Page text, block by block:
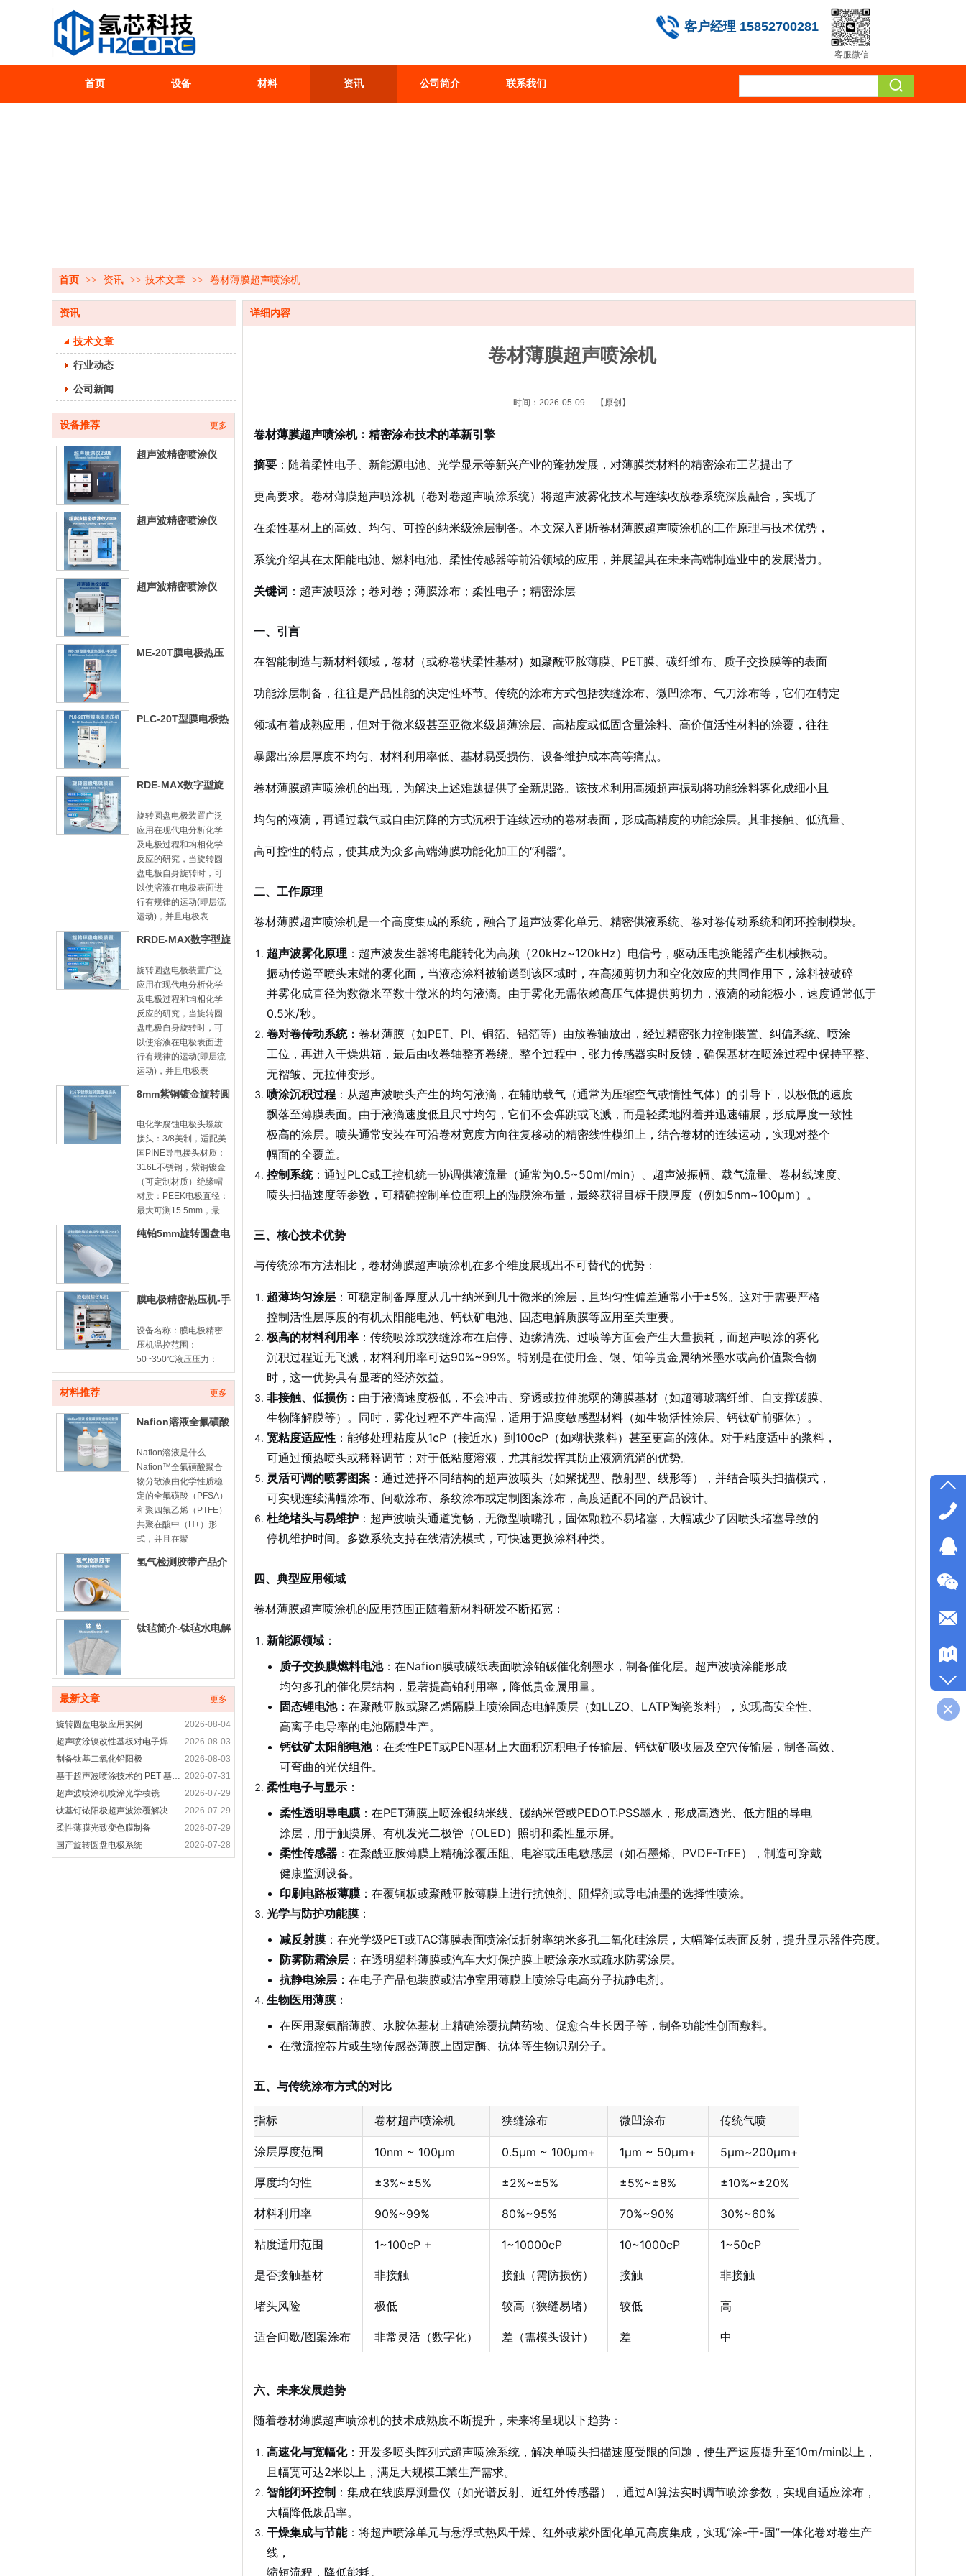
客户经理 15852700281
客服微信
首页 设备 材料 资讯 公司简介 联系我们
首页 >> 资讯 >> 技术文章 >> 卷材薄膜超声喷涂机
资讯
技术文章
行业动态
公司新闻
设备推荐 更多
超声波精密喷涂仪
超声波精密喷涂仪
超声波精密喷涂仪
ME-20T膜电极热压
PLC-20T型膜电极热
RDE-MAX数字型旋
旋转圆盘电极装置广泛
应用在现代电分析化学
及电极过程和均相化学
反应的研究，当旋转圆
盘电极自身旋转时，可
以使溶液在电极表面进
行有规律的运动(即层流
运动)，并且电极表
RRDE-MAX数字型旋
旋转圆盘电极装置广泛
应用在现代电分析化学
及电极过程和均相化学
反应的研究，当旋转圆
盘电极自身旋转时，可
以使溶液在电极表面进
行有规律的运动(即层流
运动)，并且电极表
8mm紫铜镀金旋转圆
电化学腐蚀电极头螺纹
接头：3/8美制，适配美
国PINE导电接头材质：
316L不锈钢，紫铜镀金
（可定制材质）绝缘帽
材质：PEEK电极直径：
最大可测15.5mm，最
纯铂5mm旋转圆盘电
膜电极精密热压机-手
设备名称：膜电极精密
压机温控范围：
50~350℃液压压力：
10ton计时器：100min
子交换膜（PEM）与两
材料推荐 更多
Nafion溶液全氟磺酸
Nafion溶液是什么
Nafion™全氟磺酸聚合
物分散液由化学性质稳
定的全氟磺酸（PFSA）
和聚四氟乙烯（PTFE）
共聚在酸中（H+）形
式，并且在聚
氢气检测胶带产品介
钛毡简介-钛毡水电解
铂碳催化剂产品介绍
铂合金催化剂产品简
介
非贵金属催化剂-非铂
催化剂产品介绍
最新文章 更多
2026-08-04
旋转圆盘电极应用实例
2026-08-03
超声喷涂镍改性基板对电子焊接接头性能的优化研究
2026-08-03
制备钛基二氧化铅阳极
2026-07-31
基于超声波喷涂技术的 PET 基底柔性电致发光涂层制备研究
2026-07-29
超声波喷涂机喷涂光学棱镜
2026-07-29
钛基钌铱阳极超声波涂覆解决方案
2026-07-29
柔性薄膜光致变色膜制备
2026-07-28
国产旋转圆盘电极系统
详细内容
卷材薄膜超声喷涂机
时间：2026-05-09 【原创】
卷材薄膜超声喷涂机：精密涂布技术的革新引擎
摘要 ：随着柔性电子、新能源电池、光学显示等新兴产业的蓬勃发展，对薄膜类材料的精密涂布工艺提出了
更高要求。卷材薄膜超声喷涂机（卷对卷超声喷涂系统）将超声波雾化技术与连续收放卷系统深度融合，实现了
在柔性基材上的高效、均匀、可控的纳米级涂层制备。本文深入剖析卷材薄膜超声喷涂机的工作原理与技术优势，
系统介绍其在太阳能电池、燃料电池、柔性传感器等前沿领域的应用，并展望其在未来高端制造业中的发展潜力。
关键词 ：超声波喷涂；卷对卷；薄膜涂布；柔性电子；精密涂层
一、引言
在智能制造与新材料领域，卷材（或称卷状柔性基材）如聚酰亚胺薄膜、PET膜、碳纤维布、质子交换膜等的表面
功能涂层制备，往往是产品性能的决定性环节。传统的涂布方式包括狭缝涂布、微凹涂布、气刀涂布等，它们在特定
领域有着成熟应用，但对于微米级甚至亚微米级超薄涂层、高粘度或低固含量涂料、高价值活性材料的涂覆，往往
暴露出涂层厚度不均匀、材料利用率低、基材易受损伤、设备维护成本高等痛点。
卷材薄膜超声喷涂机的出现，为解决上述难题提供了全新思路。该技术利用高频超声振动将功能涂料雾化成细小且
均匀的液滴，再通过载气或自由沉降的方式沉积于连续运动的卷材表面，形成高精度的功能涂层。其非接触、低流量、
高可控性的特点，使其成为众多高端薄膜功能化加工的“利器”。
二、工作原理
卷材薄膜超声喷涂机是一个高度集成的系统，融合了超声波雾化单元、精密供液系统、卷对卷传动系统和闭环控制模块。
超声波雾化原理 ：超声波发生器将电能转化为高频（20kHz~120kHz）电信号，驱动压电换能器产生机械振动。
振动传递至喷头末端的雾化面，当液态涂料被输送到该区域时，在高频剪切力和空化效应的共同作用下，涂料被破碎
并雾化成直径为数微米至数十微米的均匀液滴。由于雾化无需依赖高压气体提供剪切力，液滴的动能极小，速度通常低于
0.5米/秒。
卷对卷传动系统：卷材薄膜（如PET、PI、铜箔、铝箔等）由放卷轴放出，经过精密张力控制装置、纠偏系统、喷涂
工位，再进入干燥烘箱，最后由收卷轴整齐卷绕。整个过程中，张力传感器实时反馈，确保基材在喷涂过程中保持平整、
无褶皱、无拉伸变形。
喷涂沉积过程 ：从超声波喷头产生的均匀液滴，在辅助载气（通常为压缩空气或惰性气体）的引导下，以极低的速度
飘落至薄膜表面。由于液滴速度低且尺寸均匀，它们不会弹跳或飞溅，而是轻柔地附着并迅速铺展，形成厚度一致性
极高的涂层。喷头通常安装在可沿卷材宽度方向往复移动的精密线性模组上，结合卷材的连续运动，实现对整个
幅面的全覆盖。
控制系统：通过PLC或工控机统一协调供液流量（通常为0.5~50ml/min）、超声波振幅、载气流量、卷材线速度、
喷头扫描速度等参数，可精确控制单位面积上的湿膜涂布量，最终获得目标干膜厚度（例如5nm~100μm）。
三、核心技术优势
与传统涂布方法相比，卷材薄膜超声喷涂机在多个维度展现出不可替代的优势：
超薄均匀涂层 ：可稳定制备厚度从几十纳米到几十微米的涂层，且均匀性偏差通常小于±5%。这对于需要严格
控制活性层厚度的有机太阳能电池、钙钛矿电池、固态电解质膜等应用至关重要。
极高的材料利用率 ：传统喷涂或狭缝涂布在启停、边缘清洗、过喷等方面会产生大量损耗，而超声喷涂的雾化
沉积过程近无飞溅，材料利用率可达90%~99%。特别是在使用金、银、铂等贵金属纳米墨水或高价值聚合物
时，这一优势具有显著的经济效益。
非接触、低损伤：由于液滴速度极低，不会冲击、穿透或拉伸脆弱的薄膜基材（如超薄玻璃纤维、自支撑碳膜、
生物降解膜等）。同时，雾化过程不产生高温，适用于温度敏感型材料（如生物活性涂层、钙钛矿前驱体）。
宽粘度适应性 ：能够处理粘度从1cP（接近水）到100cP（如糊状浆料）甚至更高的液体。对于粘度适中的浆料，
可通过预热喷头或稀释调节；对于低粘度溶液，尤其能发挥其防止液滴流淌的优势。
灵活可调的喷雾图案 ：通过选择不同结构的超声波喷头（如聚拢型、散射型、线形等），并结合喷头扫描模式，
可实现连续满幅涂布、间歇涂布、条纹涂布或定制图案涂布，高度适配不同的产品设计。
杜绝堵头与易维护 ：超声波喷头通道宽畅，无微型喷嘴孔，固体颗粒不易堵塞，大幅减少了因喷头堵塞导致的
停机维护时间。多数系统支持在线清洗模式，可快速更换涂料种类。
四、典型应用领域
卷材薄膜超声喷涂机的应用范围正随着新材料研发不断拓宽：
新能源领域 ：
质子交换膜燃料电池：在Nafion膜或碳纸表面喷涂铂碳催化剂墨水，制备催化层。超声波喷涂能形成
均匀多孔的催化层结构，显著提高铂利用率，降低贵金属用量。
固态锂电池：在聚酰亚胺或聚乙烯隔膜上喷涂固态电解质层（如LLZO、LATP陶瓷浆料），实现高安全性、
高离子电导率的电池隔膜生产。
钙钛矿太阳能电池：在柔性PET或PEN基材上大面积沉积电子传输层、钙钛矿吸收层及空穴传输层，制备高效、
可弯曲的光伏组件。
柔性电子与显示 ：
柔性透明导电膜 ：在PET薄膜上喷涂银纳米线、碳纳米管或PEDOT:PSS墨水，形成高透光、低方阻的导电
涂层，用于触摸屏、有机发光二极管（OLED）照明和柔性显示屏。
柔性传感器 ：在聚酰亚胺薄膜上精确涂覆压阻、电容或压电敏感层（如石墨烯、PVDF-TrFE），制造可穿戴
健康监测设备。
印刷电路板薄膜 ：在覆铜板或聚酰亚胺薄膜上进行抗蚀剂、阻焊剂或导电油墨的选择性喷涂。
光学与防护功能膜 ：
减反射膜 ：在光学级PET或TAC薄膜表面喷涂低折射率纳米多孔二氧化硅涂层，大幅降低表面反射，提升显示器件亮度。
防雾防霜涂层 ：在透明塑料薄膜或汽车大灯保护膜上喷涂亲水或疏水防雾涂层。
抗静电涂层 ：在电子产品包装膜或洁净室用薄膜上喷涂导电高分子抗静电剂。
生物医用薄膜 ：
在医用聚氨酯薄膜、水胶体基材上精确涂覆抗菌药物、促愈合生长因子等，制备功能性创面敷料。
在微流控芯片或生物传感器薄膜上固定酶、抗体等生物识别分子。
五、与传统涂布方式的对比
指标 卷材超声喷涂机 狭缝涂布 微凹涂布 传统气喷
涂层厚度范围 10nm ~ 100μm 0.5μm ~ 100μm+ 1μm ~ 50μm+ 5μm~200μm+
厚度均匀性 ±3%~±5% ±2%~±5% ±5%~±8% ±10%~±20%
材料利用率 90%~99% 80%~95% 70%~90% 30%~60%
粘度适用范围 1~100cP + 1~10000cP 10~1000cP 1~50cP
是否接触基材 非接触 接触（需防损伤） 接触 非接触
堵头风险 极低 较高（狭缝易堵） 较低 高
适合间歇/图案涂布 非常灵活（数字化） 差（需模头设计） 差 中
六、未来发展趋势
随着卷材薄膜超声喷涂机的技术成熟度不断提升，未来将呈现以下趋势：
高速化与宽幅化：开发多喷头阵列式超声喷涂系统，解决单喷头扫描速度受限的问题，使生产速度提升至10m/min以上，
且幅宽可达2米以上，满足大规模工業生产需求。
智能闭环控制 ：集成在线膜厚测量仪（如光谱反射、近红外传感器），通过AI算法实时调节喷涂参数，实现自适应涂布，
大幅降低废品率。
干燥集成与节能：将超声喷涂单元与悬浮式热风干燥、红外或紫外固化单元高度集成，实现“涂-干-固”一体化卷对卷生产
线，
缩短流程，降低能耗。